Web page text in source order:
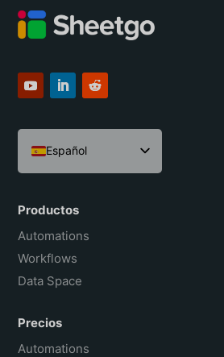
Español
English
Português do Brasil
Français
Productos
Automations
Workflows
Data Space
Precios
Automations